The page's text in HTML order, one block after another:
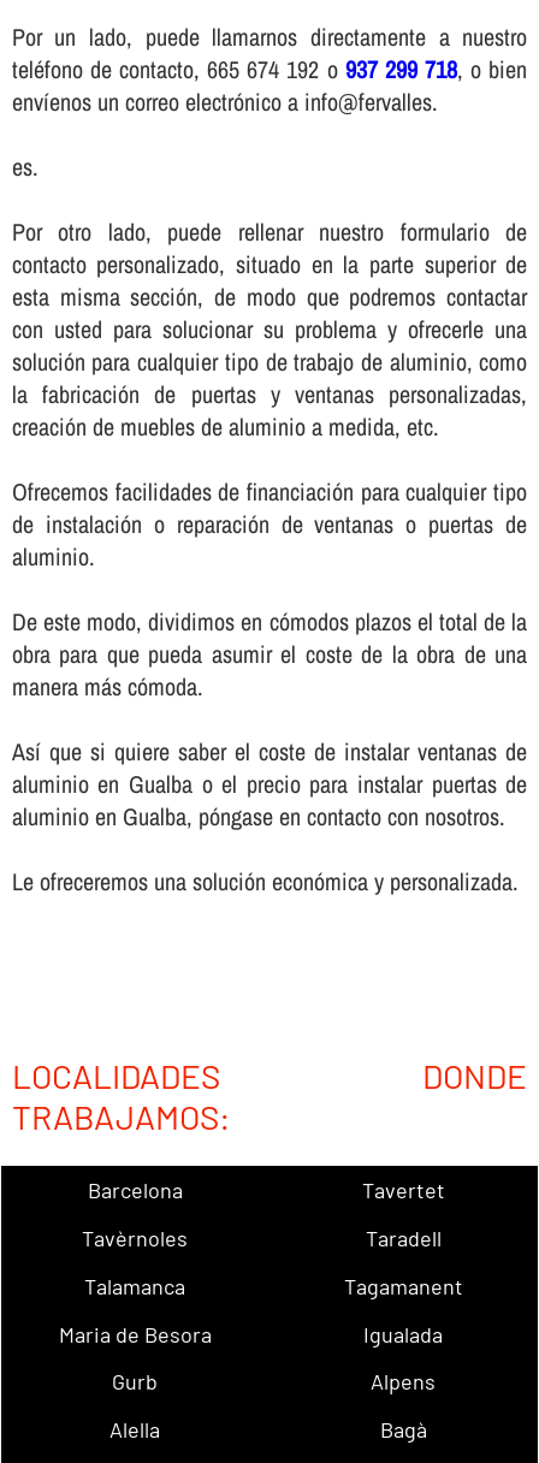
Por un lado, puede llamarnos directamente a nuestro
teléfono de contacto, 665 674 192 o 937 299 718, o bien
enví­enos un correo electrónico a info@fervalles.
es.
Por otro lado, puede rellenar nuestro formulario de
contacto personalizado, situado en la parte superior de
esta misma sección, de modo que podremos contactar
con usted para solucionar su problema y ofrecerle una
solución para cualquier tipo de trabajo de aluminio, como
la fabricación de puertas y ventanas personalizadas,
creación de muebles de aluminio a medida, etc.
Ofrecemos facilidades de financiación para cualquier tipo
de instalación o reparación de ventanas o puertas de
aluminio.
De este modo, dividimos en cómodos plazos el total de la
obra para que pueda asumir el coste de la obra de una
manera más cómoda.
Así­ que si quiere saber el coste de instalar ventanas de
aluminio en Gualba o el precio para instalar puertas de
aluminio en Gualba, póngase en contacto con nosotros.
Le ofreceremos una solución económica y personalizada.
LOCALIDADES DONDE
TRABAJAMOS:
Barcelona
Tavertet
Tavèrnoles
Taradell
Talamanca
Tagamanent
Maria de Besora
Igualada
Gurb
Alpens
Alella
Bagà